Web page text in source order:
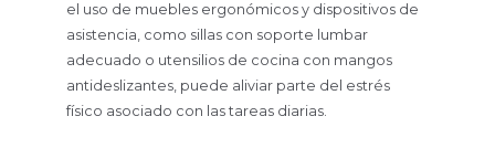
el uso de muebles ergonómicos y dispositivos de
asistencia, como sillas con soporte lumbar
adecuado o utensilios de cocina con mangos
antideslizantes, puede aliviar parte del estrés
físico asociado con las tareas diarias.